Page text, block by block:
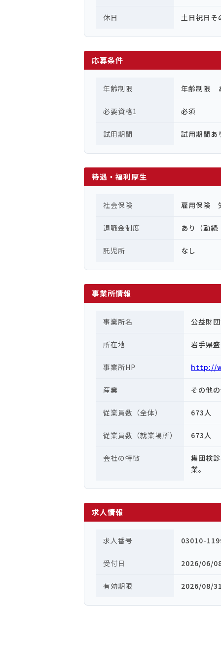
休日 土日祝日そ
応募条件
年齢制限 年齢制限
必要資格1 必須
試用期間 試用期間あ
待遇・福利厚生
社会保険 雇用保険
退職金制度 あり（勤
託児所 なし
事業所情報
事業所名 公益財
所在地 岩手県
事業所HP http://
産業 その他
従業員数（全体） 673人
従業員数（就業場所） 673人
会社の特徴
集団検
業。
求人情報
求人番号 03010-
受付日 2026/06/
有効期限 2026/08/